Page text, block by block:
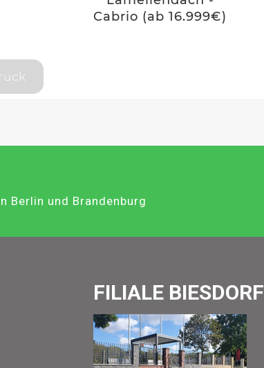
Cabrio (ab 16.999€)
Berlin und Brandenburg
FILIALE BIESDORF